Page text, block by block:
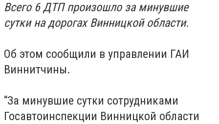
Всего 6 ДТП произошло за минувшие
сутки на дорогах Винницкой области.
Об этом сообщили в управлении ГАИ
Виннитчины.
“За минувшие сутки сотрудниками
Госавтоинспекции Винницкой области